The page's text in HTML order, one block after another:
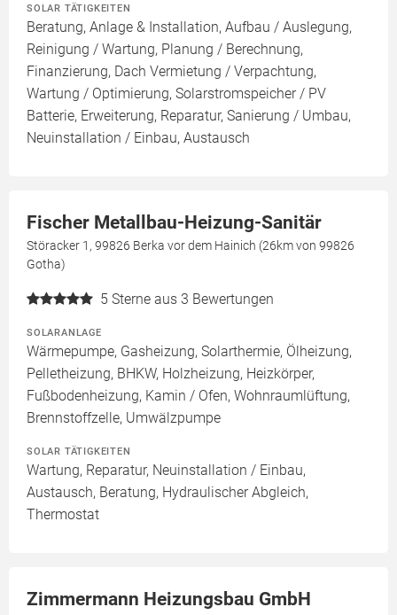
SOLAR TÄTIGKEITEN
Beratung, Anlage & Installation, Aufbau / Auslegung,
Reinigung / Wartung, Planung / Berechnung,
Finanzierung, Dach Vermietung / Verpachtung,
Wartung / Optimierung, Solarstromspeicher / PV
Batterie, Erweiterung, Reparatur, Sanierung / Umbau,
Neuinstallation / Einbau, Austausch
Fischer Metallbau-Heizung-Sanitär
Störacker 1, 99826 Berka vor dem Hainich (26km von 99826
Gotha)
5 Sterne aus 3 Bewertungen
SOLARANLAGE
Wärmepumpe, Gasheizung, Solarthermie, Ölheizung,
Pelletheizung, BHKW, Holzheizung, Heizkörper,
Fußbodenheizung, Kamin / Ofen, Wohnraumlüftung,
Brennstoffzelle, Umwälzpumpe
SOLAR TÄTIGKEITEN
Wartung, Reparatur, Neuinstallation / Einbau,
Austausch, Beratung, Hydraulischer Abgleich,
Thermostat
Zimmermann Heizungsbau GmbH